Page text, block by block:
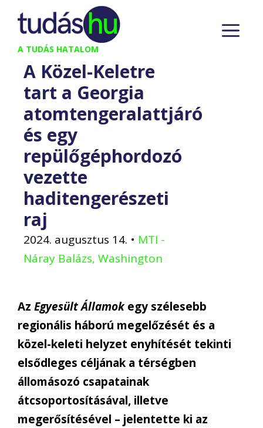
Kilépés
tartalomba
A TUDÁS HATALOM
A Közel-Keletre
tart a Georgia
atomtengeralattjáró
és egy
repülőgéphordozó
vezette
haditengerészeti
raj
2024. augusztus 14. • MTI -
Náray Balázs, Washington
Az Egyesült Államokegy szélesebb
regionális háború megelőzését és a
közel-keleti helyzet enyhítését tekinti
elsődleges céljának a térségben
állomásozó csapatainak
átcsoportosításával, illetve
megerősítésével – jelentette ki az